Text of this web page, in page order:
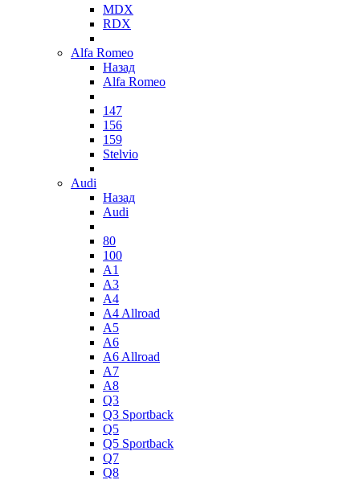
MDX
RDX
Alfa Romeo
Назад
Alfa Romeo
147
156
159
Stelvio
Audi
Назад
Audi
80
100
A1
A3
A4
A4 Allroad
A5
A6
A6 Allroad
A7
A8
Q3
Q3 Sportback
Q5
Q5 Sportback
Q7
Q8